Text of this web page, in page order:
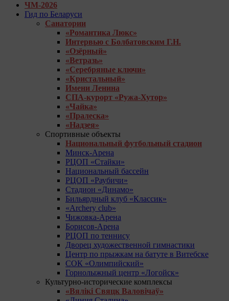
ЧМ-2026
Гид по Беларуси
Санатории
«Романтика Люкс»
Интервью с Болбатовским Г.Н.
«Озёрный»
«Ветразь»
«Серебряные ключи»
«Кристальный»
Имени Ленина
СПА-курорт «Ружа-Хутор»
«Чайка»
«Пралеска»
«Надзея»
Спортивные объекты
Национальный футбольный стадион
Минск-Арена
РЦОП «Стайки»
Национальный бассейн
РЦОП «Раубичи»
Стадион «Динамо»
Бильярдный клуб «Классик»
«Archery club»
Чижовка-Арена
Борисов-Арена
РЦОП по теннису
Дворец художественной гимнастики
Центр по прыжкам на батуте в Витебске
СОК «Олимпийский»
Горнолыжный центр «Логойск»
Культурно-исторические комплексы
«Вялікі Свяцк Валовічаў»